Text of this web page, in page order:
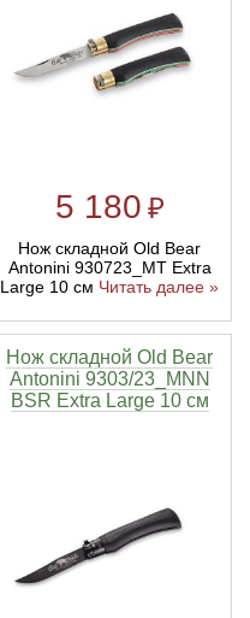
5 180 ₽
Нож складной Old Bear
Antonini 930723_MT Extra
Large 10 см Читать далее »
Нож складной Old Bear
Antonini 9303/23_MNN
BSR Extra Large 10 см